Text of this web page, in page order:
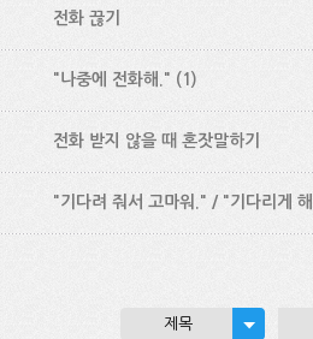
전화 끊기
"나중에 전화해." (1)
전화 받지 않을 때 혼잣말하기
"기다려 줘서 고마워." / "기다리게
제목